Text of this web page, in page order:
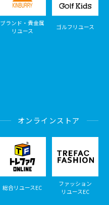
ブランド・貴金属
リユース
ゴルフリユース
オンラインストア
総合リユースEC
ファッション
リユースEC